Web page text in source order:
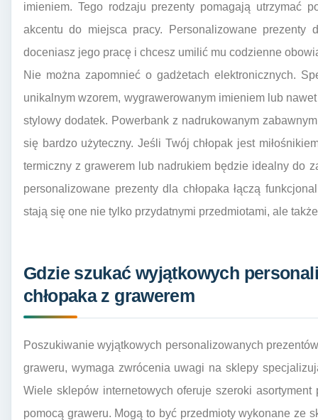
imieniem. Tego rodzaju prezenty pomagają utrzymać
akcentu do miejsca pracy. Personalizowane prezenty
doceniasz jego pracę i chcesz umilić mu codzienne
Nie można zapomnieć o gadżetach elektronicznych.
unikalnym wzorem, wygrawerowanym imieniem lub
stylowy dodatek. Powerbank z nadrukowanym
się bardzo użyteczny. Jeśli Twój chłopak jest
termiczny z grawerem lub nadrukiem będzie idealny do
personalizowane prezenty dla chłopaka łączą
stają się one nie tylko przydatnymi przedmiotami, ale
Gdzie szukać wyjątkowych
chłopaka z grawerem
Poszukiwanie wyjątkowych personalizowanych
graweru, wymaga zwrócenia uwagi na sklepy
Wiele sklepów internetowych oferuje szeroki
pomocą graweru. Mogą to być przedmioty wykonane ze